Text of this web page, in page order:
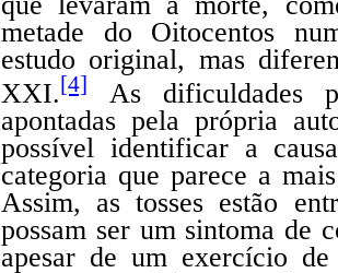
metade do Oitocentos
estudo original, mas
XXI.[4]
As dificuldades
apontadas pela própria
possível identificar a
categoria que parece a
Assim, as tosses estão
possam ser um sintoma de
apesar de um exercício